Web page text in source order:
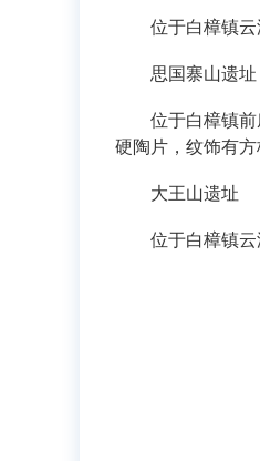
位于白樟镇云
思国寨山遗址
位于白樟镇前
硬陶片，纹饰有
大王山遗址
位于白樟镇云